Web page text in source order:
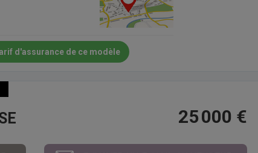
d'assurance de ce modèle
25 000 €